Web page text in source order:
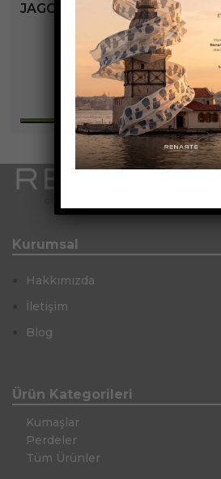
JAGO KOLEKSIYONU
Kurumsal
Hakkımızda
İletişim
Blog
Ürün Kategorileri
Kumaşlar
Perdeler
Tüm Ürünler